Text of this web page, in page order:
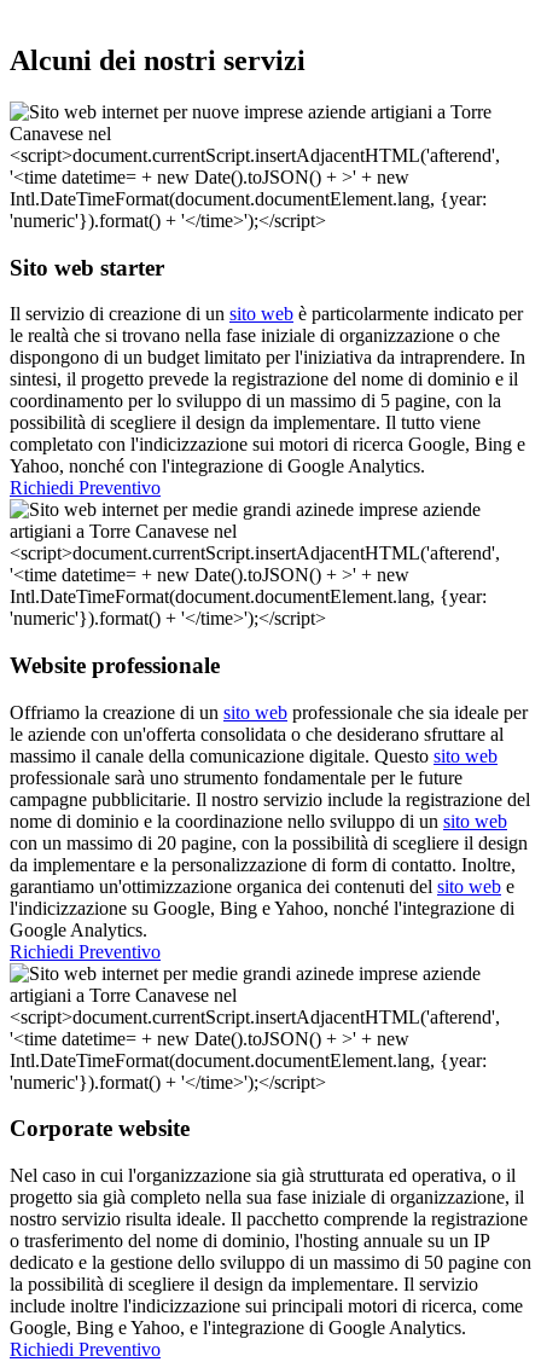
Alcuni dei nostri servizi
Sito web starter
Il servizio di creazione di un sito web è particolarmente indicato per
le realtà che si trovano nella fase iniziale di organizzazione o che
dispongono di un budget limitato per l'iniziativa da intraprendere. In
sintesi, il progetto prevede la registrazione del nome di dominio e il
coordinamento per lo sviluppo di un massimo di 5 pagine, con la
possibilità di scegliere il design da implementare. Il tutto viene
completato con l'indicizzazione sui motori di ricerca Google, Bing e
Yahoo, nonché con l'integrazione di Google Analytics.
Richiedi Preventivo
Website professionale
Offriamo la creazione di un sito web professionale che sia ideale per
le aziende con un'offerta consolidata o che desiderano sfruttare al
massimo il canale della comunicazione digitale. Questo sito web
professionale sarà uno strumento fondamentale per le future
campagne pubblicitarie. Il nostro servizio include la registrazione del
nome di dominio e la coordinazione nello sviluppo di un sito web
con un massimo di 20 pagine, con la possibilità di scegliere il design
da implementare e la personalizzazione di form di contatto. Inoltre,
garantiamo un'ottimizzazione organica dei contenuti del sito web e
l'indicizzazione su Google, Bing e Yahoo, nonché l'integrazione di
Google Analytics.
Richiedi Preventivo
Corporate website
Nel caso in cui l'organizzazione sia già strutturata ed operativa, o il
progetto sia già completo nella sua fase iniziale di organizzazione, il
nostro servizio risulta ideale. Il pacchetto comprende la registrazione
o trasferimento del nome di dominio, l'hosting annuale su un IP
dedicato e la gestione dello sviluppo di un massimo di 50 pagine con
la possibilità di scegliere il design da implementare. Il servizio
include inoltre l'indicizzazione sui principali motori di ricerca, come
Google, Bing e Yahoo, e l'integrazione di Google Analytics.
Richiedi Preventivo